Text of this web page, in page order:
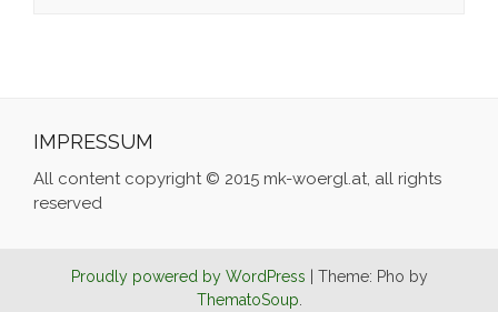
IMPRESSUM
All content copyright © 2015 mk-woergl.at, all rights
reserved
Proudly powered by WordPress
Theme: Pho by
ThematoSoup